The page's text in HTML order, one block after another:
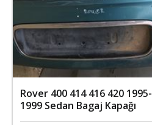
Rover 400 414 416 420 1995-
1999 Sedan Bagaj Kapağı